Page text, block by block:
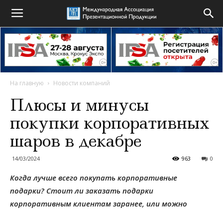
На главную Новости компаний
Плюсы и минусы
покупки корпоративных
шаров в декабре
14/03/2024 0
963
Когда лучше всего покупать корпоративные
подарки? Стоит ли заказать подарки
корпоративным клиентам заранее, или можно